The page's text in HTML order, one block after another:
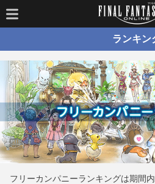
ランキン
フリーカンパニーランキングは期間